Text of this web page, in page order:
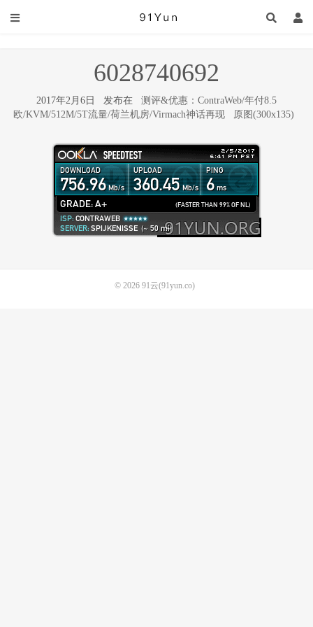
6028740692
2017年2月6日 发布在 测评&优惠：ContraWeb/年付8.5
欧/KVM/512M/5T流量/荷兰机房/Virmach神话再现
原图(300x135)
© 2026 91云(91yun.co)